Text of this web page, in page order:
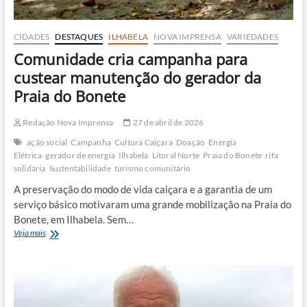
CIDADES DESTAQUES ILHABELA NOVA IMPRENSA VARIEDADES
Comunidade cria campanha para
custear manutenção do gerador da
Praia do Bonete
Redação Nova Imprensa
27 de abril de 2026
ação social Campanha Cultura Caiçara Doação Energia
Elétrica gerador de energia Ilhabela Litoral Norte Praia do Bonete rifa
solidária Sustentabilidade turismo comunitário
A preservação do modo de vida caiçara e a garantia de um
serviço básico motivaram uma grande mobilização na Praia do
Bonete, em Ilhabela. Sem…
Veja maisComunidade